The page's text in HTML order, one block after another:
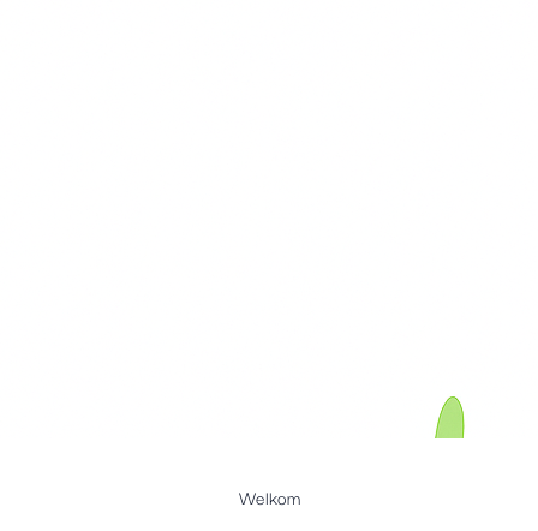
Welkom